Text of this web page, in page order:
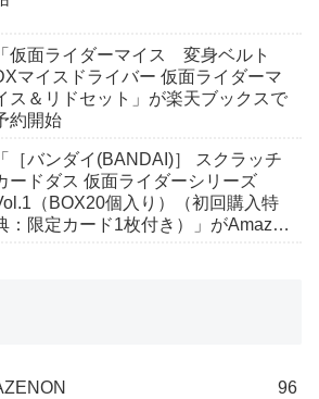
「仮面ライダーマイス 変身ベルト
マイスドライバー 仮面ライダーマ
ス＆リドセット」が楽天ブックスで
約開始
「［バンダイ(BANDAI)］ スクラッチ
ードダス 仮面ライダーシリーズ
（BOX20個入り）（初回購入特
：限定カード1枚付き）」がAmazon
96